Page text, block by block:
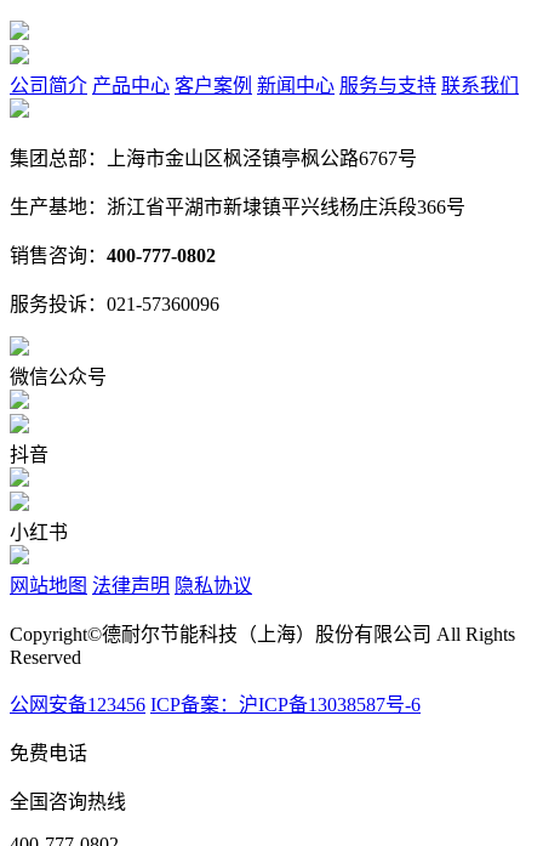
公司简介 产品中心 客户案例 新闻中心 服务与支持 联系我们
集团总部：上海市金山区枫泾镇亭枫公路6767号
生产基地：浙江省平湖市新埭镇平兴线杨庄浜段366号
销售咨询： 400-777-0802
服务投诉：021-57360096
微信公众号
抖音
小红书
网站地图 法律声明 隐私协议
Copyright©德耐尔节能科技（上海）股份有限公司 All Rights
Reserved
公网安备123456 ICP备案：沪ICP备13038587号-6
免费电话
全国咨询热线